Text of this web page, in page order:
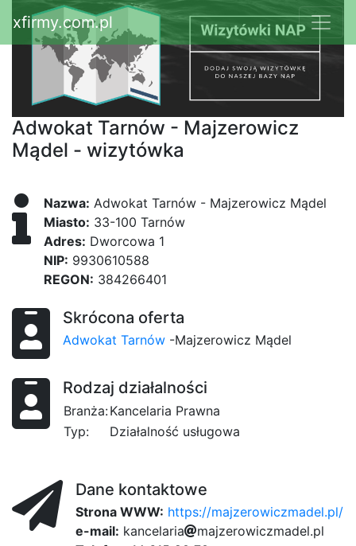
xfirmy.com.pl
Adwokat Tarnów - Majzerowicz
Mądel - wizytówka
Nazwa: Adwokat Tarnów - Majzerowicz Mądel
Miasto: 33-100 Tarnów
Adres: Dworcowa 1
NIP: 9930610588
REGON: 384266401
Skrócona oferta
Adwokat Tarnów -Majzerowicz Mądel
Rodzaj działalności
Branża:Kancelaria Prawna
Typ:
Działalność usługowa
Dane kontaktowe
Strona WWW: https://majzerowiczmadel.pl/
e-mail: kan414
celaria3bmaj254
zer5e
ow1
iczmadel4
.cfc
pl